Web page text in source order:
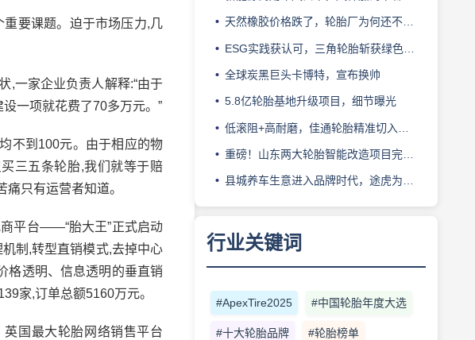
要课题。迫于市场压力,几
一家企业负责人解释:“由于
一项就花费了70多万元。”
不到100元。由于相应的物
三五条轮胎,我们就等于赔
只有运营者知道。
平台——“胎大王”正式启动
制,转型直销模式,去掉中心
格透明、信息透明的垂直销
家,订单总额5160万元。
国最大轮胎网 络销售平台
天然橡胶价格跌了，轮胎厂为何还不敢“松口气”？
ESG实践获认可，三角轮胎斩获绿色发展典范企业奖
全球炭黑巨头卡博特，宣布换帅
5.8亿轮胎基地升级项目，细节曝光
低滚阻+高耐磨，佳通轮胎精准切入新能源轻卡赛道
重磅！山东两大轮胎智能改造项目完成备案
县城养车生意进入品牌时代，途虎为何此时加码“万镇万店”？
行业关键词
#ApexTire2025 #中国轮胎年度大选
#十大轮胎品牌 #轮胎榜单